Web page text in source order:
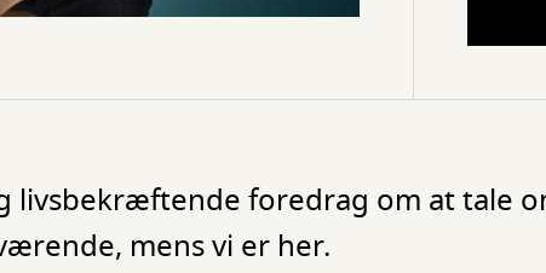
livsbekræftende foredrag om at tale
mens vi er her.